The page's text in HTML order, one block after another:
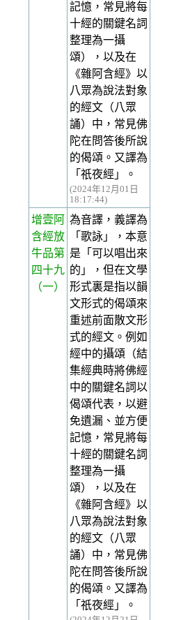
記憶，常見將每
十經的關鍵名詞
整理為一攝
頌），以及在
《雜阿含經》以
八眾為說法對象
的經文（八眾
誦）中，常見佛
陀在問答後所說
的偈頌。又譯為
「祇夜經」。
(2024年12月01日
18:17:44)
增壹阿
含經放
牛品第
四十九
（一）
為音譯，義譯為
「歌詠」，本意
是「可以唱出來
的」，但在文學
形式裏是指以韻
文形式的偈頌來
重述前面散文形
式的經文。例如
經中的攝頌（結
集經典時將佛經
中的關鍵名詞以
偈頌代表，以避
免遺漏、並方便
記憶，常見將每
十經的關鍵名詞
整理為一攝
頌），以及在
《雜阿含經》以
八眾為說法對象
的經文（八眾
誦）中，常見佛
陀在問答後所說
的偈頌。又譯為
「祇夜經」。